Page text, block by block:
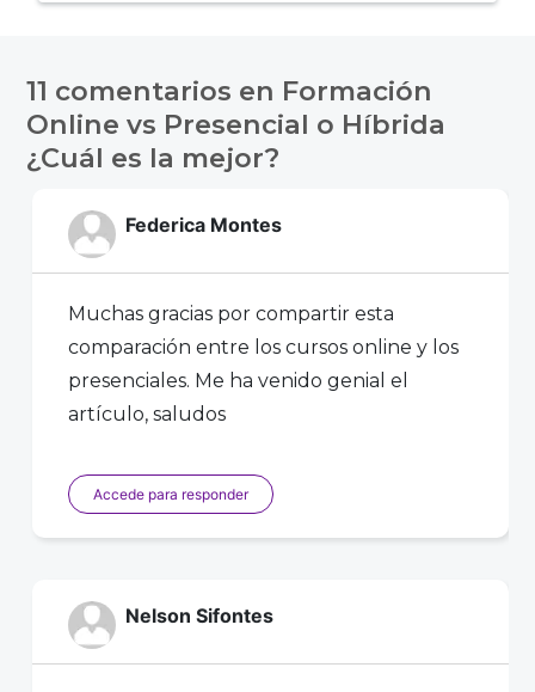
de
entradas
11 comentarios en Formación
Online vs Presencial o Híbrida
¿Cuál es la mejor?
Federica Montes
Muchas gracias por compartir esta
comparación entre los cursos online y los
presenciales. Me ha venido genial el
artículo, saludos
Accede para responder
Nelson Sifontes